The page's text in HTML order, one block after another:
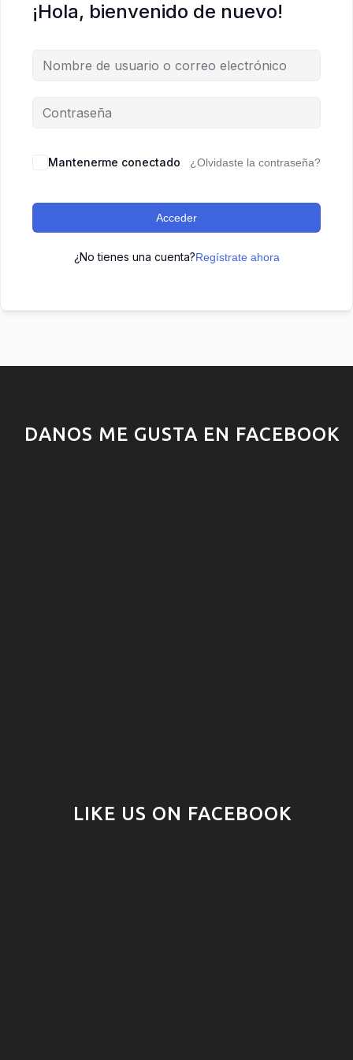
¡Hola, bienvenido de nuevo!
Mantenerme conectado ¿Olvidaste la contraseña?
Acceder
¿No tienes una cuenta?Regístrate ahora
DANOS ME GUSTA EN FACEBOOK
LIKE US ON FACEBOOK